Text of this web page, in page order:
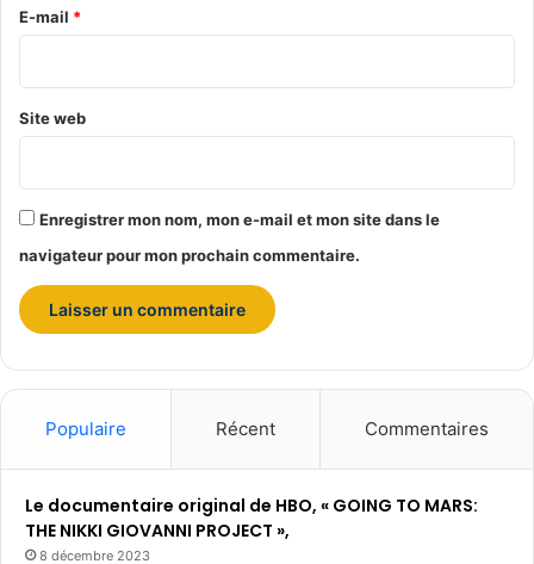
w
s
3
e
E-mail *
Site web
Enregistrer mon nom, mon e-mail et mon site dans le
navigateur pour mon prochain commentaire.
Populaire Récent Commentaires
Le documentaire original de HBO, « GOING TO MARS:
THE NIKKI GIOVANNI PROJECT »,
8 décembre 2023